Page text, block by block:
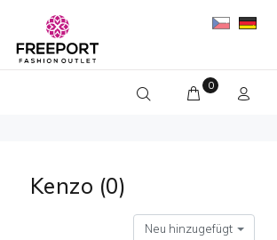
0
Kenzo (0)
Neu hinzugefügt